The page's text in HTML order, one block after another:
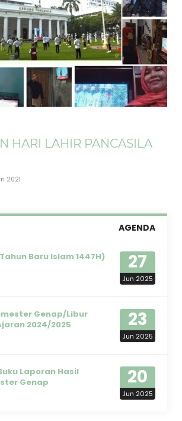
HARI LAHIR PANCASILA
2021
AGENDA
27
Jun 2025
Baru Islam 1447H)
23
Jun 2025
Genap/Libur
2024/2025
20
Jun 2025
Laporan Hasil
Genap